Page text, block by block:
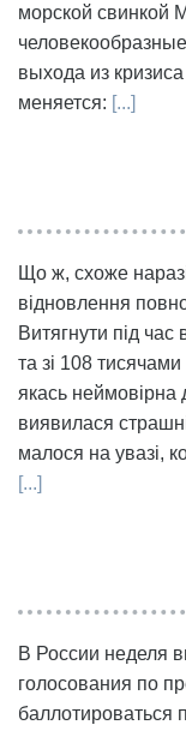
морской свинкой
выхода из
меняется: [...]
Що ж, схоже
відновлення
Витягнути під час
та зі 108
якась неймовірна
виявилася
малося на увазі,
[...]
В России неделя
голосования по
баллотироваться